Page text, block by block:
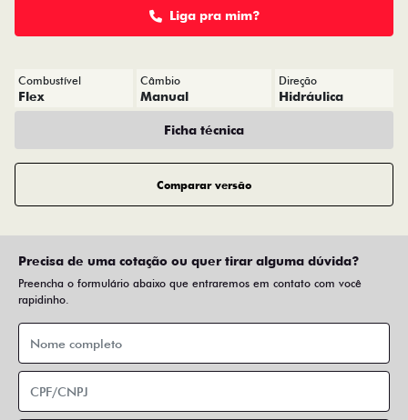
Liga pra mim?
Combustível
Flex
Câmbio
Manual
Direção
Hidráulica
Ficha técnica
Comparar versão
Precisa de uma cotação ou quer tirar alguma dúvida?
Preencha o formulário abaixo que entraremos em contato com você
rapidinho.